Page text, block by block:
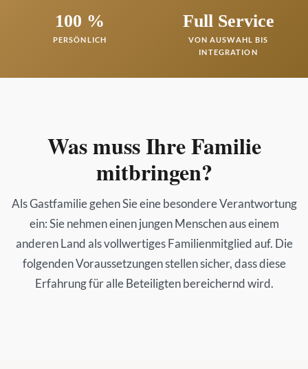
100 %
PERSÖNLICH
Full Service
VON AUSWAHL BIS
INTEGRATION
Was muss Ihre Familie
mitbringen?
Als Gastfamilie gehen Sie eine besondere Verantwortung
ein: Sie nehmen einen jungen Menschen aus einem
anderen Land als vollwertiges Familienmitglied auf. Die
folgenden Voraussetzungen stellen sicher, dass diese
Erfahrung für alle Beteiligten bereichernd wird.